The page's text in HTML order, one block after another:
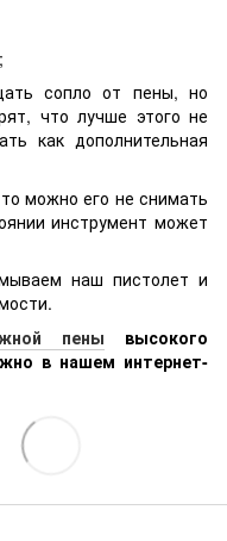
сопло от пены, но
что лучше этого не
как дополнительная
можно его не снимать
инструмент может
наш пистолет и
пены высокого
в нашем интернет-